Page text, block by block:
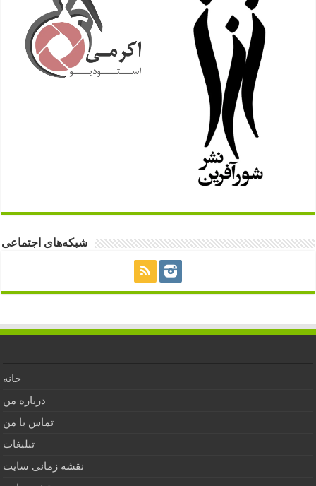
شبکه‌های اجتماعی
خانه
درباره من
تماس با من
تبلیغات
نقشه زمانی سایت